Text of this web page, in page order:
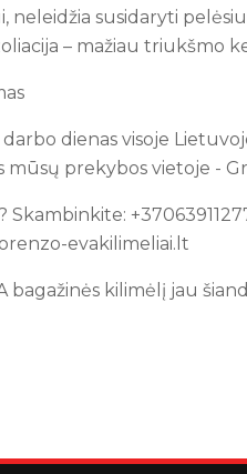
neleidžia susidaryti
– mažiau triukšmo
dienas visoje
mūsų prekybos vietoje -
Skambinkite:
evakilimeliai.lt
bagažinės kilimėlį jau